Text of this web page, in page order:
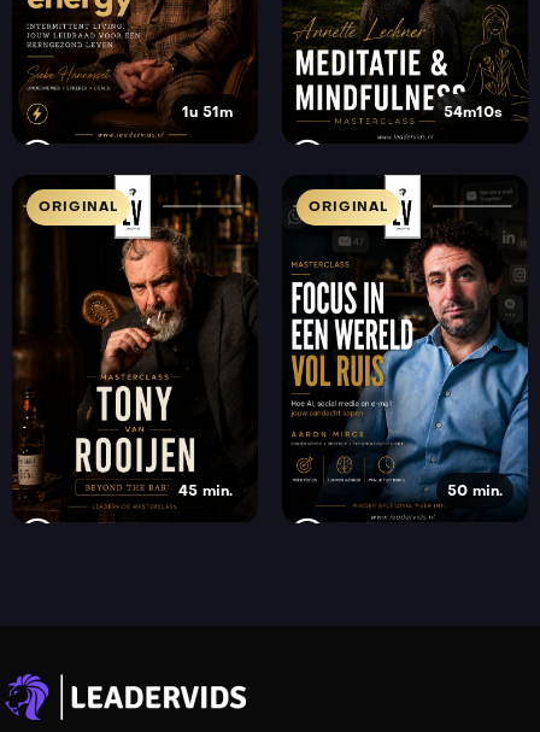
1u 51m 54m10s
ORIGINAL
45 min.
ORIGINAL
50 min.